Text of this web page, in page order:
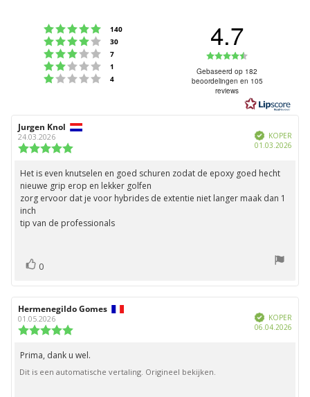
Beoordeling: 5 uit 5 sterren
140
Beoordeling: 4 uit 5 sterren
30
Beoordeling: 3 uit 5 sterren
7
Beoordeling: 2 uit 5 sterren
1
Beoordeling: 1 uit 5 sterren
4
4.7
4.7
uit
5
Gebaseerd op 182
beoordelingen en 105
reviews
Auteur
van
deze
beoordeling:
Jurgen Knol
24.03.2026
uit
5
sterren
Geverifieerd
KOPER
01.03.2026
Beoordelingstekst:
Het is even knutselen en goed schuren zodat de epoxy goed hecht
nieuwe grip erop en lekker golfen
zorg ervoor dat je voor hybrides de extentie niet langer maak dan 1
inch
tip van de professionals
Stem
omhoog
0
Auteur
van
deze
beoordeling:
Hermenegildo Gomes
01.05.2026
uit
5
sterren
Geverifieerd
KOPER
06.04.2026
Beoordelingstekst:
Prima, dank u wel.
Dit is een automatische vertaling. Origineel bekijken.